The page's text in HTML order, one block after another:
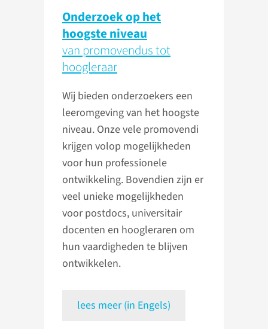
Onderzoek op het
hoogste niveau
van promovendus tot
hoogleraar
Wij bieden onderzoekers een
leeromgeving van het hoogste
niveau. Onze vele promovendi
krijgen volop mogelijkheden
voor hun professionele
ontwikkeling. Bovendien zijn er
veel unieke mogelijkheden
voor postdocs, universitair
docenten en hoogleraren om
hun vaardigheden te blijven
ontwikkelen.
lees meer (in Engels)